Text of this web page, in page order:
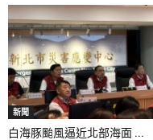
新聞
白海豚颱風逼近北部海面 ...